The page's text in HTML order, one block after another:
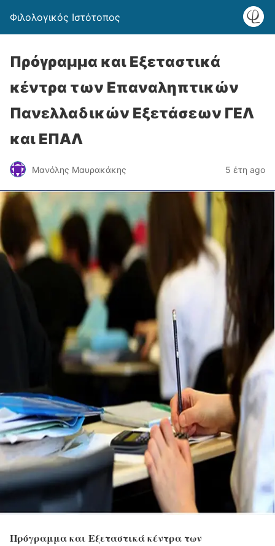
Φιλολογικός Ιστότοπος
Πρόγραμμα και Εξεταστικά
κέντρα των Επαναληπτικών
Πανελλαδικών Εξετάσεων ΓΕΛ
και ΕΠΑΛ
Μανόλης Μαυρακάκης 5 έτη ago
Πρόγραμμα και Εξεταστικά κέντρα των